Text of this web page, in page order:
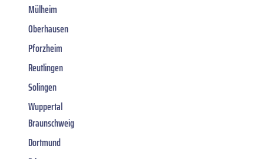
Mülheim
Oberhausen
Pforzheim
Reutlingen
Solingen
Wuppertal
Braunschweig
Dortmund